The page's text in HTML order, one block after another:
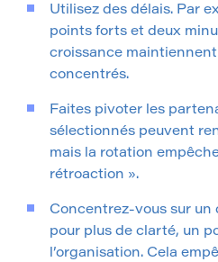
Utilisez des délais. Par
points forts et deux
croissance
concentrés.
Faites pivoter les
sélectionnés peuvent
mais la rotation
rétroaction ».
Concentrez-vous sur un
pour plus de clarté, un
l’organisation. Cela